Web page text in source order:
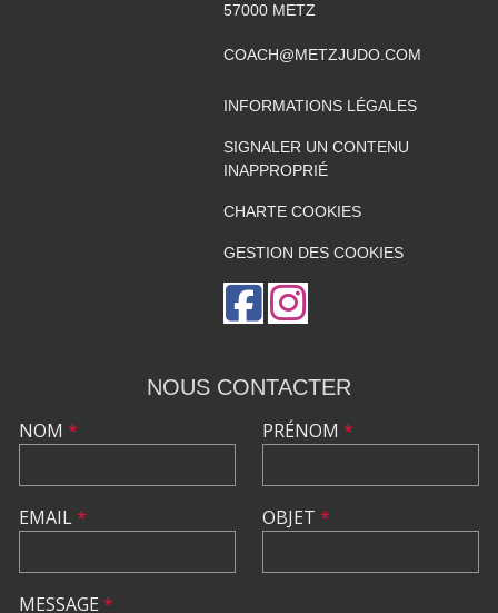
57000 METZ
COACH@METZJUDO.COM
INFORMATIONS LÉGALES
SIGNALER UN CONTENU
INAPPROPRIÉ
CHARTE COOKIES
GESTION DES COOKIES
NOUS CONTACTER
NOM *
EMAIL*
PRÉNOM *
OBJET *
MESSAGE *